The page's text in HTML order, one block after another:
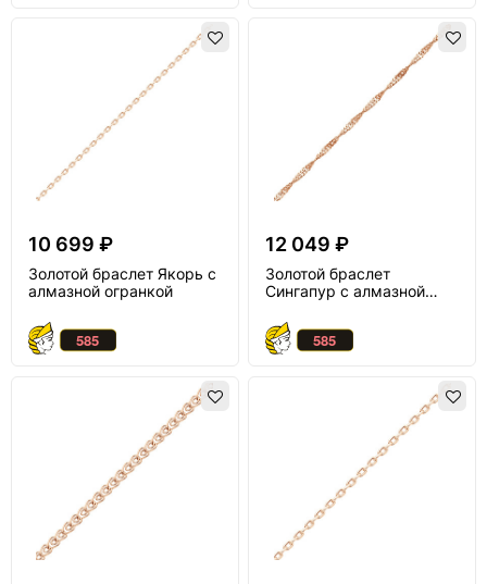
10 699 ₽
Золотой браслет Якорь с
алмазной огранкой
12 049 ₽
Золотой браслет
Сингапур с алмазной